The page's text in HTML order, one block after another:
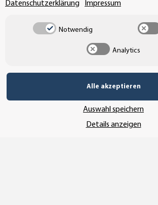
Datenschutzerklärung Impressum
Notwendig
Analytics
Alle akzeptieren
Auswahl speichern
Details anzeigen